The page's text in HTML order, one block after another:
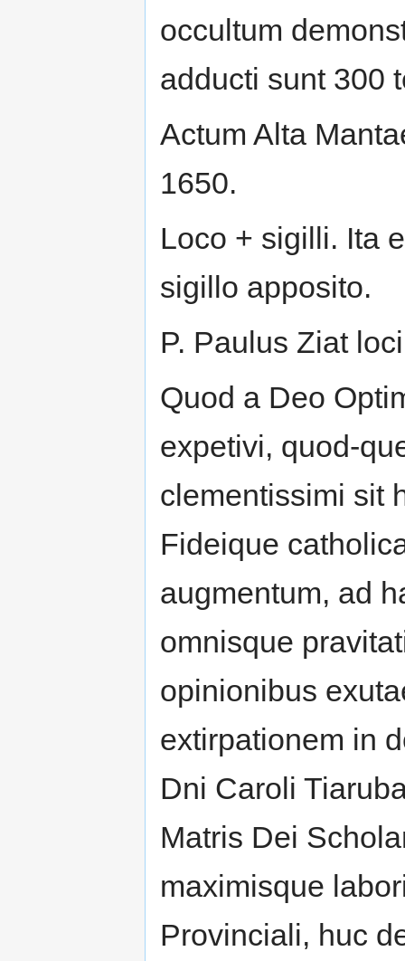
occultum
adducti sunt 300
Actum Alta
1650.
Loco + sigilli. Ita
sigillo apposito.
P. Paulus Ziat
Quod a Deo
expetivi, quod-
clementissimi sit
Fideique
augmentum, ad
omnisque
opinionibus
extirpationem in
Dni Caroli
Matris Dei
maximisque
Provinciali, huc